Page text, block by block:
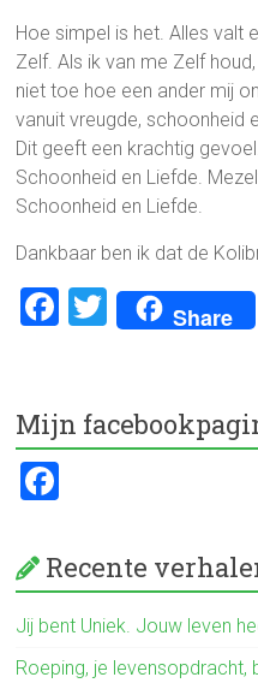
Hoe simpel is het. Alles valt
Zelf. Als ik van me Zelf
niet toe hoe een ander mij
vanuit vreugde, schoonheid
Dit geeft een krachtig
Schoonheid en Liefde.
Schoonheid en Liefde.
Dankbaar ben ik dat de
F
b
o
T
wi
er
Share
Mijn
ce
b
o
ok
Recente
Jij bent Uniek. Jouw leven
Roeping, je levensopdracht,